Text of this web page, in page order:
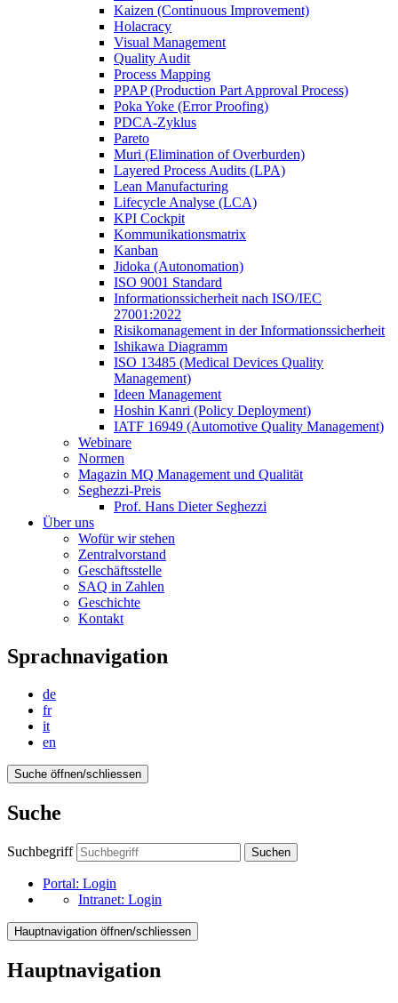
Kaizen (Continuous Improvement)
Holacracy
Visual Management
Quality Audit
Process Mapping
PPAP (Production Part Approval Process)
Poka Yoke (Error Proofing)
PDCA-Zyklus
Pareto
Muri (Elimination of Overburden)
Layered Process Audits (LPA)
Lean Manufacturing
Lifecycle Analyse (LCA)
KPI Cockpit
Kommunikationsmatrix
Kanban
Jidoka (Autonomation)
ISO 9001 Standard
Informationssicherheit nach ISO/IEC
27001:2022
Risikomanagement in der Informationssicherheit
Ishikawa Diagramm
ISO 13485 (Medical Devices Quality
Management)
Ideen Management
Hoshin Kanri (Policy Deployment)
IATF 16949 (Automotive Quality Management)
Webinare
Normen
Magazin MQ Management und Qualität
Seghezzi-Preis
Prof. Hans Dieter Seghezzi
Über uns
Wofür wir stehen
Zentralvorstand
Geschäftsstelle
SAQ in Zahlen
Geschichte
Kontakt
Sprachnavigation
de
fr
it
en
Suche öffnen/schliessen
Suche
Suchbegriff Suchen
Portal: Login
Intranet: Login
Hauptnavigation öffnen/schliessen
Hauptnavigation